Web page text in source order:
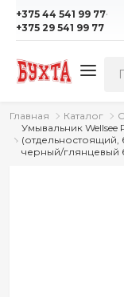
+375 44 541 99 77·
+375 29 541 99 77
Главная Каталог
Умывальник Wellsee
(отдельностоящий,
черный/глянцевый